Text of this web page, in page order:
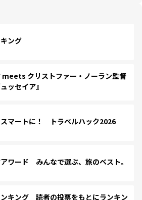
ング
meets クリストファー・ノーラン監督
ッセイア』
マートに！ トラベルハック2026
ワード みんなで選ぶ、旅のベスト。
キング 読者の投票をもとにランキン